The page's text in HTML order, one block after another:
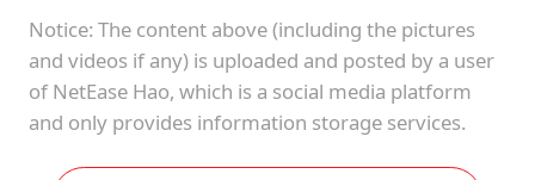
Notice: The content above (including the pictures
and videos if any) is uploaded and posted by a user
of NetEase Hao, which is a social media platform
and only provides information storage services.